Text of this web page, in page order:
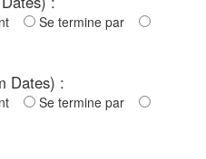
Se termine par
Dates) :
Se termine par